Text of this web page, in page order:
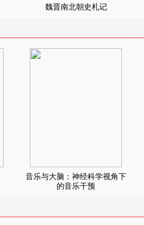
魏晋南北朝史札记
音乐与大脑：神经科学视角下
的音乐干预